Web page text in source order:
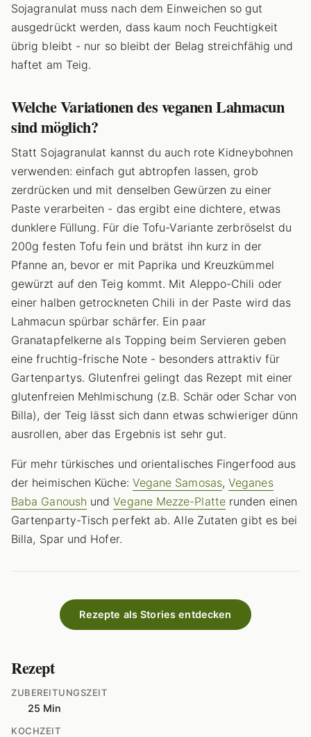
Sojagranulat muss nach dem Einweichen so gut
ausgedrückt werden, dass kaum noch Feuchtigkeit
übrig bleibt - nur so bleibt der Belag streichfähig und
haftet am Teig.
Welche Variationen des veganen Lahmacun
sind möglich?
Statt Sojagranulat kannst du auch rote Kidneybohnen
verwenden: einfach gut abtropfen lassen, grob
zerdrücken und mit denselben Gewürzen zu einer
Paste verarbeiten - das ergibt eine dichtere, etwas
dunklere Füllung. Für die Tofu-Variante zerbröselst du
200g festen Tofu fein und brätst ihn kurz in der
Pfanne an, bevor er mit Paprika und Kreuzkümmel
gewürzt auf den Teig kommt. Mit Aleppo-Chili oder
einer halben getrockneten Chili in der Paste wird das
Lahmacun spürbar schärfer. Ein paar
Granatapfelkerne als Topping beim Servieren geben
eine fruchtig-frische Note - besonders attraktiv für
Gartenpartys. Glutenfrei gelingt das Rezept mit einer
glutenfreien Mehlmischung (z.B. Schär oder Schar von
Billa), der Teig lässt sich dann etwas schwieriger dünn
ausrollen, aber das Ergebnis ist sehr gut.
Für mehr türkisches und orientalisches Fingerfood aus
der heimischen Küche: Vegane Samosas,Veganes
Baba Ganoush undVegane Mezze-Platterunden einen
Gartenparty-Tisch perfekt ab. Alle Zutaten gibt es bei
Billa, Spar und Hofer.
Rezepte als Stories entdecken
Rezept
ZUBEREITUNGSZEIT
25 Min
KOCHZEIT